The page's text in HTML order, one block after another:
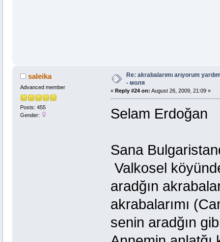
saleika
Advanced member
Posts: 455
Gender:
Re: akrabalarımı arıyorum
- моля
« Reply #24 on: August 26, 2009, 21:09 »
Selam Erdoğan
Sana
Valkosel
aradğın
akrabalarımı
senin aradğın